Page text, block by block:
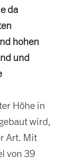
da
hohen
und
Höhe in
wird,
Art. Mit
von 39